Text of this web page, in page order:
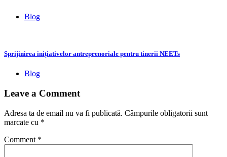
Blog
Sprijinirea inițiativelor antreprenoriale pentru tinerii NEETs
Blog
Leave a Comment
Adresa ta de email nu va fi publicată. Câmpurile obligatorii sunt
marcate cu *
Comment *